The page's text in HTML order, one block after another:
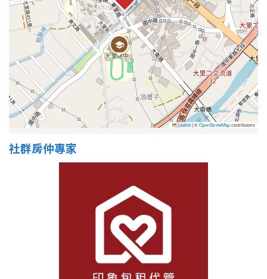
Leaflet|©OpenStreetMapcontributors
社群房仲專家